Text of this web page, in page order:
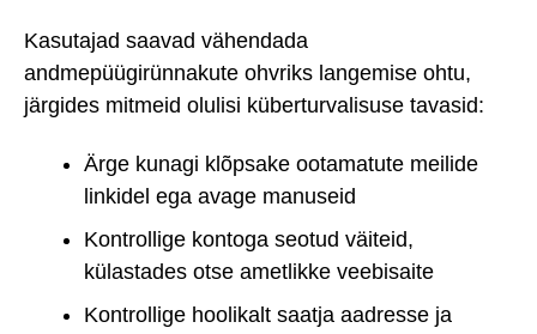
Kasutajad saavad vähendada
andmepüügirünnakute ohvriks langemise ohtu,
järgides mitmeid olulisi küberturvalisuse tavasid:
Ärge kunagi klõpsake ootamatute meilide
linkidel ega avage manuseid
Kontrollige kontoga seotud väiteid,
külastades otse ametlikke veebisaite
Kontrollige hoolikalt saatja aadresse ja